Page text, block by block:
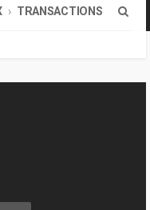
TRANSACTIONS
h